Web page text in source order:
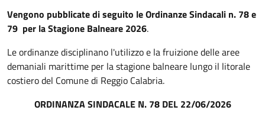
Vengono pubblicate di seguito le Ordinanze Sindacali n. 78 e
79 per la Stagione Balneare 2026.
Le ordinanze disciplinano l'utilizzo e la fruizione delle aree
demaniali marittime per la stagione balneare lungo il litorale
costiero del Comune di Reggio Calabria.
ORDINANZA SINDACALE N. 78 DEL 22/06/2026